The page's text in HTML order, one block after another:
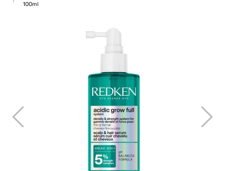
100ml
Olaplex No.5 Bond Maintenance Conditioner 100ml - Balsam